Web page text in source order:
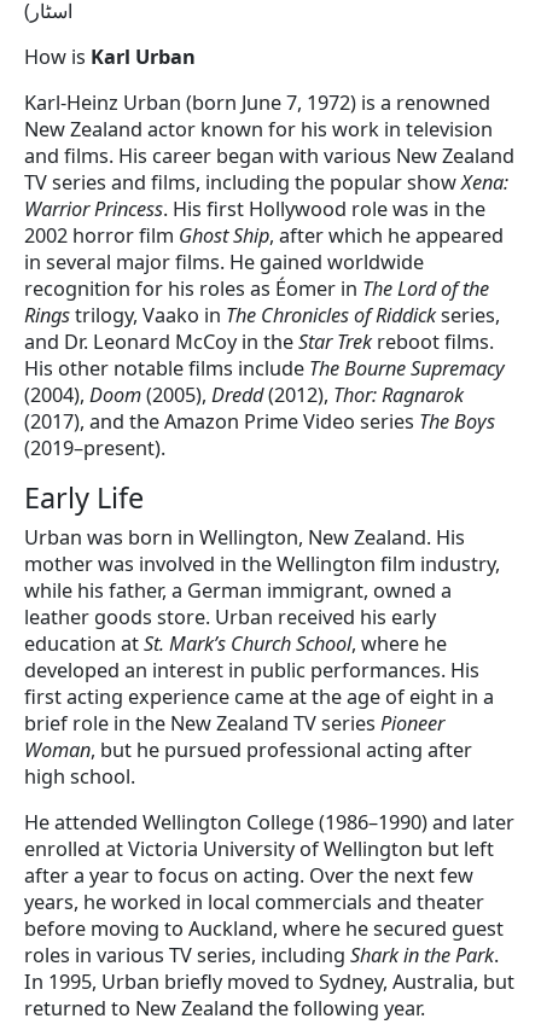
How is Karl Urban
Karl-Heinz Urban (born June 7, 1972) is a renowned
New Zealand actor known for his work in television
and films. His career began with various New Zealand
TV series and films, including the popular showXena:
Warrior Princess. His first Hollywood role was in the
2002 horror film Ghost Ship, after which he appeared
in several major films. He gained worldwide
recognition for his roles as Éomer in The Lord of the
Ringstrilogy, Vaako in The Chronicles of Riddickseries,
and Dr. Leonard McCoy in theStar Trekreboot films.
His other notable films include The Bourne Supremacy
(2004), Doom(2005), Dredd(2012), Thor: Ragnarok
(2017), and the Amazon Prime Video series The Boys
(2019–present).
Early Life
Urban was born in Wellington, New Zealand. His
mother was involved in the Wellington film industry,
while his father, a German immigrant, owned a
leather goods store. Urban received his early
education atSt. Mark’s Church School, where he
developed an interest in public performances. His
first acting experience came at the age of eight in a
brief role in the New Zealand TV series Pioneer
Woman, but he pursued professional acting after
high school.
He attended Wellington College (1986–1990) and later
enrolled at Victoria University of Wellington but left
after a year to focus on acting. Over the next few
years, he worked in local commercials and theater
before moving to Auckland, where he secured guest
roles in various TV series, including Shark in the Park.
In 1995, Urban briefly moved to Sydney, Australia, but
returned to New Zealand the following year.